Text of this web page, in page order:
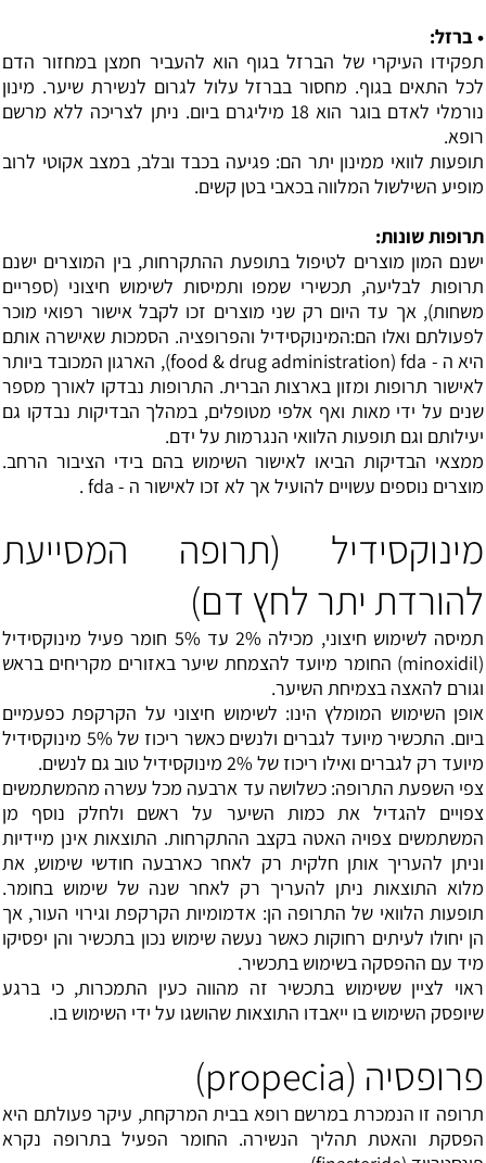
• ברזל:
תפקידו העיקרי של הברזל בגוף הוא להעביר חמצן במחזור הדם
לכל התאים בגוף. מחסור בברזל עלול לגרום לנשירת שיער. מינון
נורמלי לאדם בוגר הוא 18 מיליגרם ביום. ניתן לצריכה ללא מרשם
רופא.
תופעות לוואי ממינון יתר הם: פגיעה בכבד ובלב, במצב אקוטי לרוב
מופיע השילשול המלווה בכאבי בטן קשים.
תרופות שונות:
ישנם המון מוצרים לטיפול בתופעת ההתקרחות, בין המוצרים ישנם
תרופות לבליעה, תכשירי שמפו ותמיסות לשימוש חיצוני (ספריים
משחות), אך עד היום רק שני מוצרים זכו לקבל אישור רפואי מוכר
לפעולתם ואלו הם:המינוקסידיל והפרופציה. הסמכות שאישרה אותם
היא ה - food & drug administration) fda), הארגון המכובד ביותר
לאישור תרופות ומזון בארצות הברית. התרופות נבדקו לאורך מספר
שנים על ידי מאות ואף אלפי מטופלים, במהלך הבדיקות נבדקו גם
יעילותם וגם תופעות הלוואי הנגרמות על ידם.
ממצאי הבדיקות הביאו לאישור השימוש בהם בידי הציבור הרחב.
מוצרים נוספים עשויים להועיל אך לא זכו לאישור ה - fda .
מינוקסידיל (תרופה המסייעת
להורדת יתר לחץ דם)
תמיסה לשימוש חיצוני, מכילה 2% עד 5% חומר פעיל מינוקסידיל
(minoxidil) החומר מיועד להצמחת שיער באזורים מקריחים בראש
וגורם להאצה בצמיחת השיער.
אופן השימוש המומלץ הינו: לשימוש חיצוני על הקרקפת כפעמיים
ביום. התכשיר מיועד לגברים ולנשים כאשר ריכוז של 5% מינוקסידיל
מיועד רק לגברים ואילו ריכוז של 2% מינוקסידיל טוב גם לנשים.
צפי השפעת התרופה: כשלושה עד ארבעה מכל עשרה מהמשתמשים
צפויים להגדיל את כמות השיער על ראשם ולחלק נוסף מן
המשתמשים צפויה האטה בקצב ההתקרחות. התוצאות אינן מיידיות
וניתן להעריך אותן חלקית רק לאחר כארבעה חודשי שימוש, את
מלוא התוצאות ניתן להעריך רק לאחר שנה של שימוש בחומר.
תופעות הלוואי של התרופה הן: אדמומיות הקרקפת וגירוי העור, אך
הן יחולו לעיתים רחוקות כאשר נעשה שימוש נכון בתכשיר והן יפסיקו
מיד עם ההפסקה בשימוש בתכשיר.
ראוי לציין ששימוש בתכשיר זה מהווה כעין התמכרות, כי ברגע
שיופסק השימוש בו ייאבדו התוצאות שהושגו על ידי השימוש בו.
פרופסיה (propecia)
תרופה זו הנמכרת במרשם רופא בבית המרקחת, עיקר פעולתם היא
הפסקת והאטת תהליך הנשירה. החומר הפעיל בתרופה נקרא